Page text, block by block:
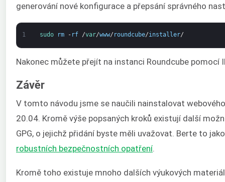
generování nové konfigurace a přepsání správného
1 sudo rm - rf /var/www/ roundcube/installer/
Nakonec můžete přejít na instanci Roundcube pomocí
Závěr
V tomto návodu jsme se naučili nainstalovat
20.04. Kromě výše popsaných kroků existují další
GPG, o jejichž přidání byste měli uvažovat. Berte to
robustních bezpečnostních opatření
Kromě toho existuje mnoho dalších výukových